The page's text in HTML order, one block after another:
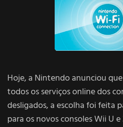
Hoje, a Nintendo anunciou
todos os serviços online dos
desligados, a escolha foi feita
para os novos consoles Wii U e